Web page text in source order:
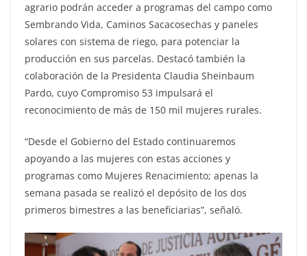
agrario podrán acceder a programas del campo como
Sembrando Vida, Caminos Sacacosechas y paneles
solares con sistema de riego, para potenciar la
producción en sus parcelas. Destacó también la
colaboración de la Presidenta Claudia Sheinbaum
Pardo, cuyo Compromiso 53 impulsará el
reconocimiento de más de 150 mil mujeres rurales.
“Desde el Gobierno del Estado continuaremos
apoyando a las mujeres con estas acciones y
programas como Mujeres Renacimiento; apenas la
semana pasada se realizó el depósito de los dos
primeros bimestres a las beneficiarias”, señaló.